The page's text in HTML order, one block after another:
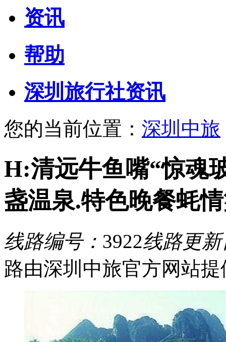
资讯
帮助
深圳旅行社资讯
您的当前位置： 深圳中旅
H:清远牛鱼嘴“惊魂
盏温泉.特色晚餐蚝
线路编号： 3922线路更
路由深圳中旅官方网站提